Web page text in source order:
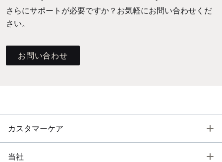
さらにサポートが必要ですか？お気軽にお問い合わせくだ
さい。
お問い合わせ
カスタマーケア
当社